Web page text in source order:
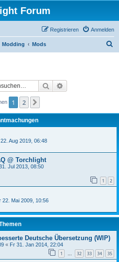
Forum
Anmelden
Registrieren
Modding Mods
Suche
1 2
Aug 2019, 06:48
@ Torchlight
Jul 2013, 08:50
1 2
22. Mai 2009, 10:56
Deutsche Übersetzung (WIP)
« Fr 31. Jan 2014, 22:04
1 … 32 33 34 35